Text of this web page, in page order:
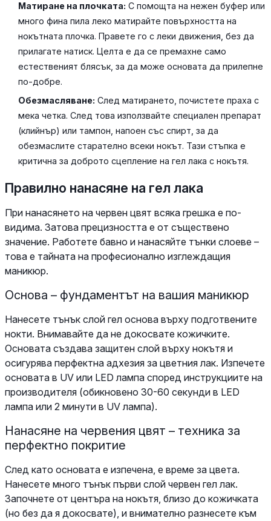
Матиране на плочката: С помощта на нежен буфер или
много фина пила леко матирайте повърхността на
нокътната плочка. Правете го с леки движения, без да
прилагате натиск. Целта е да се премахне само
естественият блясък, за да може основата да прилепне
по-добре.
Обезмасляване: След матирането, почистете праха с
мека четка. След това използвайте специален препарат
(клийнър) или тампон, напоен със спирт, за да
обезмаслите старателно всеки нокът. Тази стъпка е
критична за доброто сцепление на гел лака с нокътя.
Правилно нанасяне на гел лака
При нанасянето на червен цвят всяка грешка е по-
видима. Затова прецизността е от съществено
значение. Работете бавно и нанасяйте тънки слоеве –
това е тайната на професионално изглеждащия
маникюр.
Основа – фундаментът на вашия маникюр
Нанесете тънък слой гел основа върху подготвените
нокти. Внимавайте да не докосвате кожичките.
Основата създава защитен слой върху нокътя и
осигурява перфектна адхезия за цветния лак. Изпечете
основата в UV или LED лампа според инструкциите на
производителя (обикновено 30-60 секунди в LED
лампа или 2 минути в UV лампа).
Нанасяне на червения цвят – техника за
перфектно покритие
След като основата е изпечена, е време за цвета.
Нанесете много тънък първи слой червен гел лак.
Започнете от центъра на нокътя, близо до кожичката
(но без да я докосвате), и внимателно разнесете към